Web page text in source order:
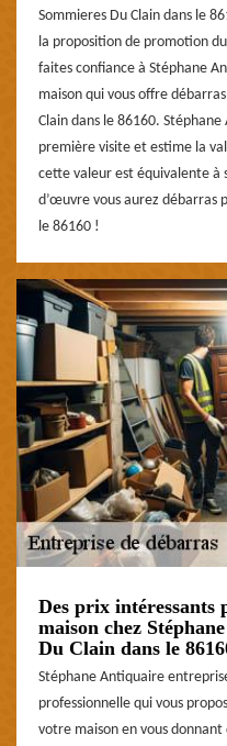
Sommieres Du Clain dans le
la proposition de promotion
faites confiance à Stéphane
maison qui vous offre
Clain dans le 86160.
première visite et estime la
cette valeur est équivalente à
d’œuvre vous aurez débarras
le 86160 !
Des prix intéressants
maison chez
Du Clain dans le
Stéphane Antiquaire
professionnelle qui vous
votre maison en vous donnant